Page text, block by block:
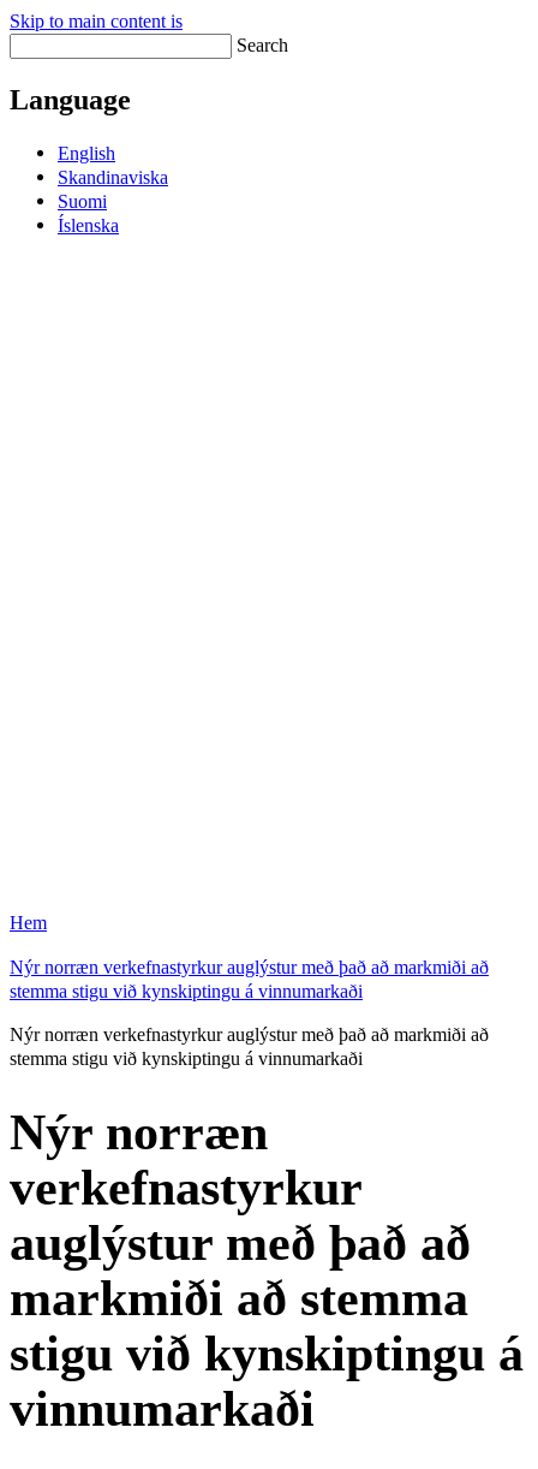
Skip to main content is
Search
Language
English
Skandinaviska
Suomi
Íslenska
Hem
Nýr norræn verkefnastyrkur auglýstur með það að markmiði að
stemma stigu við kynskiptingu á vinnumarkaði
Nýr norræn verkefnastyrkur auglýstur með það að markmiði að
stemma stigu við kynskiptingu á vinnumarkaði
Nýr norræn
verkefnastyrkur
auglýstur með það að
markmiði að stemma
stigu við kynskiptingu á
vinnumarkaði